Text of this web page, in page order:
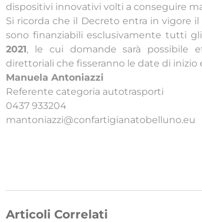
dispositivi innovativi volti a conseguire
Si ricorda che il Decreto entra in vigore
sono finanziabili esclusivamente tutti
2021, le cui domande sarà possibile
direttoriali che fisseranno le date di inizio
Manuela Antoniazzi
Referente categoria autotrasporti
0437 933204
mantoniazzi@confartigianatobelluno.eu
Articoli Correlati